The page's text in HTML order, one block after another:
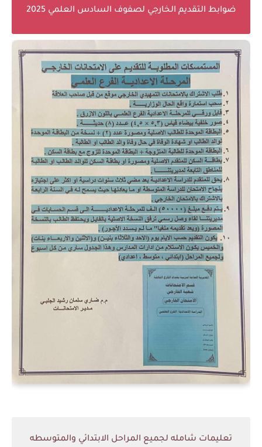
ضوابط التقديم الخارجي لصفوف السادس العلمي 2025
تعليمات شامله لجميع المراحل الابتدائي والمتوسطه